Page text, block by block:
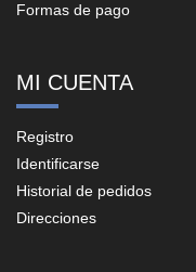
Formas de pago
MI CUENTA
Registro
Identificarse
Historial de pedidos
Direcciones